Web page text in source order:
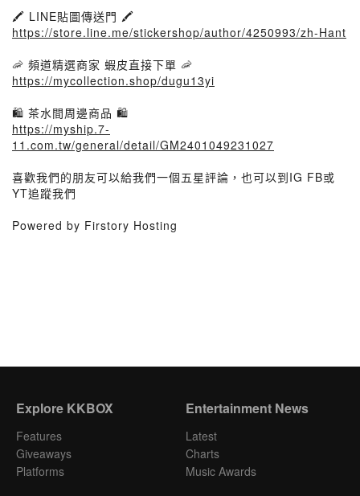
🖍️ LINE貼圖傳送門 🖍️
https://store.line.me/stickershop/author/4250993/zh-Hant
🦐 頻道精選商家 蝦皮直接下單 🦐
https://mycollection.shop/dugu13yi
🛍️ 茶水間周邊商品 🛍️
https://myship.7-
11.com.tw/general/detail/GM2401049231027
喜歡我們的朋友可以給我們一個五星評論，也可以到IG FB或
YT追蹤我們
Powered by Firstory Hosting
Explore KKBOX
Features
Giveaways
Platforms
Entertainment News
Latest
Charts
Music Awards